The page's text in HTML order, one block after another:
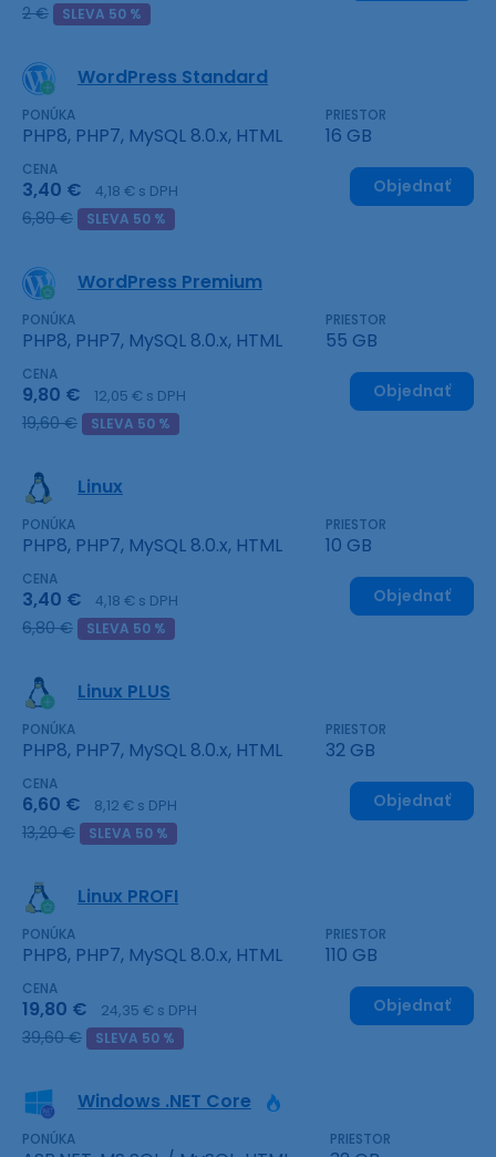
2 € SLEVA 50 %
WordPress Standard
PONÚKA
PHP8, PHP7, MySQL 8.0.x, HTML
PRIESTOR
16 GB
CENA
3,40 € 4,18 € s DPH
6,80 € SLEVA 50 %
Objednať
WordPress Premium
PONÚKA
PHP8, PHP7, MySQL 8.0.x, HTML
PRIESTOR
55 GB
CENA
9,80 € 12,05 € s DPH
19,60 € SLEVA 50 %
Objednať
Linux
PONÚKA
PHP8, PHP7, MySQL 8.0.x, HTML
PRIESTOR
10 GB
CENA
3,40 € 4,18 € s DPH
6,80 € SLEVA 50 %
Objednať
Linux PLUS
PONÚKA
PHP8, PHP7, MySQL 8.0.x, HTML
PRIESTOR
32 GB
CENA
6,60 € 8,12 € s DPH
13,20 € SLEVA 50 %
Objednať
Linux PROFI
PONÚKA
PHP8, PHP7, MySQL 8.0.x, HTML
PRIESTOR
110 GB
CENA
19,80 € 24,35 € s DPH
39,60 € SLEVA 50 %
Objednať
Windows .NET Core
PONÚKA PRIESTOR